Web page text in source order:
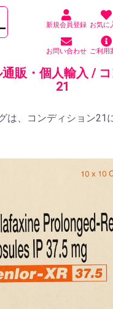
新規会員登録 お気に
お問い合わせ ご利用
販・個人輸入 /
21
は、コンディション21